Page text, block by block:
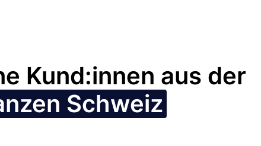
Kund:innen aus der
Schweiz